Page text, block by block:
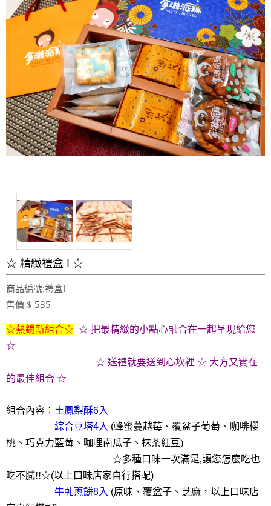
☆ 精緻禮盒 I ☆
商品編號:禮盒I
售價 $ 535
☆熱銷新組合☆ ☆ 把最精緻的小點心融合在一起呈現給您
☆
☆ 送禮就要送到心坎裡 ☆ 大方又實在
的最佳組合 ☆
組合內容： 土鳳梨酥6入
綜合豆塔4入 (蜂蜜蔓越莓、覆盆子葡萄、咖啡櫻
桃、巧克力藍莓、咖哩南瓜子、抹茶紅豆)
☆多種口味一次滿足,讓您怎麼吃也
吃不膩!!☆(以上口味店家自行搭配)
牛軋蔥餅8入 (原味、覆盆子、芝麻 ， 以上口味店